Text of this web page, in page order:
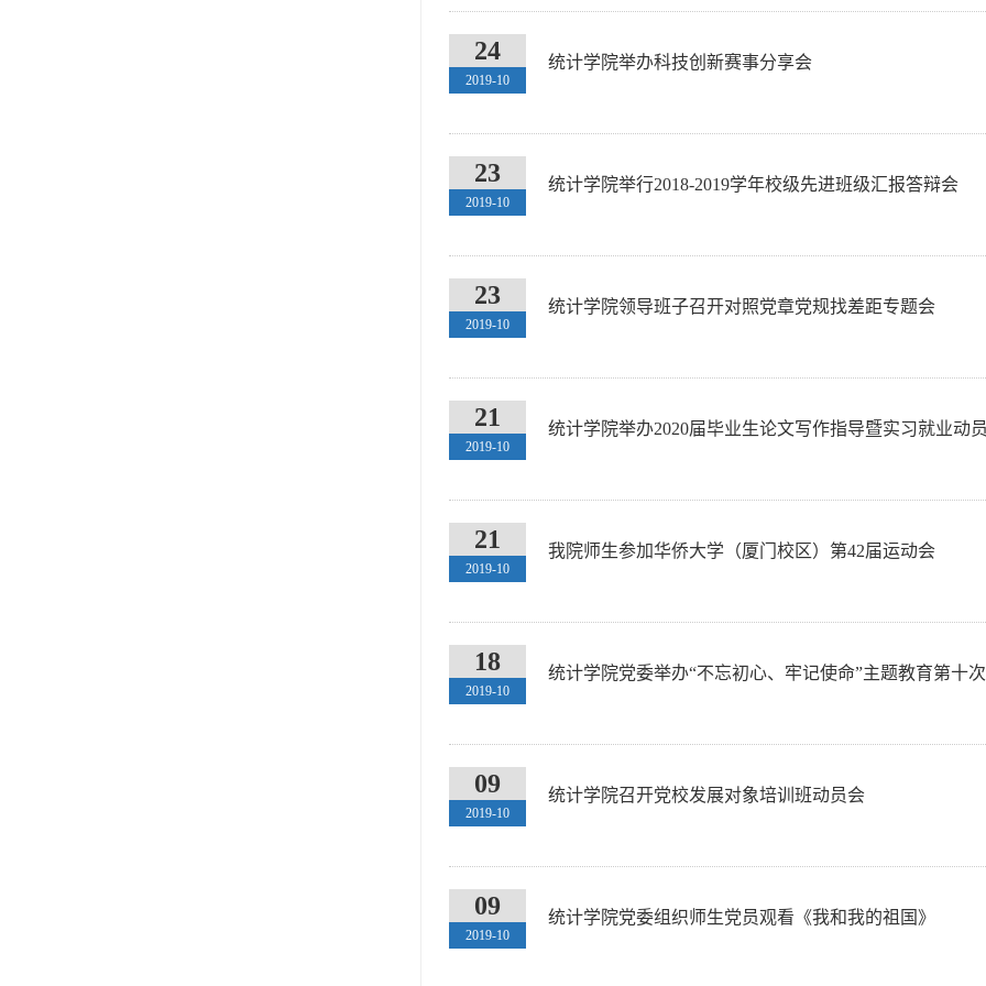
24
2019-10
统计学院举办科技创新赛事分享会
23
2019-10
统计学院举行2018-2019学年校级先进班级汇报答辩会
23
2019-10
统计学院领导班子召开对照党章党规找差距专题会
21
2019-10
统计学院举办2020届毕业生论文写作指导暨实习就业动
21
2019-10
我院师生参加华侨大学（厦门校区）第42届运动会
18
2019-10
统计学院党委举办“不忘初心、牢记使命”主题教育第十
09
2019-10
统计学院召开党校发展对象培训班动员会
09
2019-10
统计学院党委组织师生党员观看《我和我的祖国》